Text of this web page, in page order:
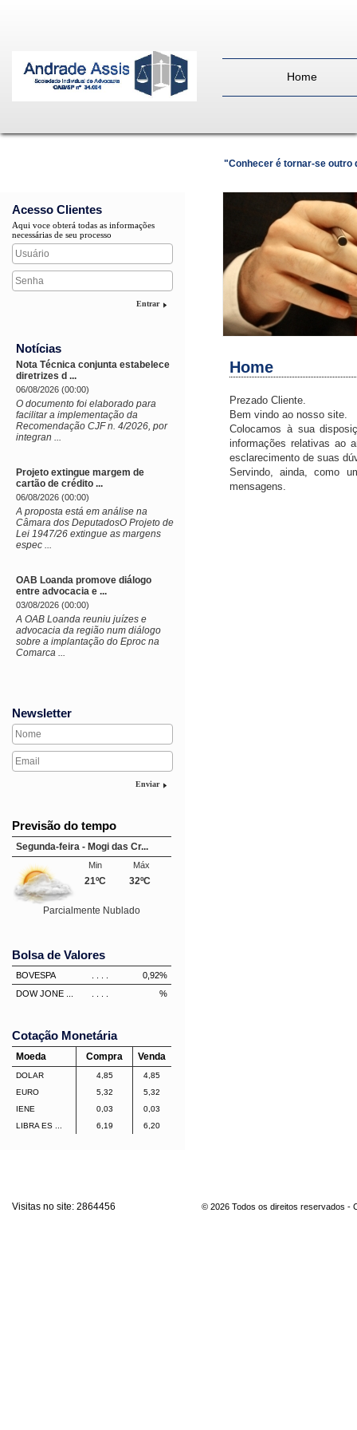
Home
"Conhecer é tornar-se outro
Acesso Clientes
Aqui voce obterá todas as informações
necessárias de seu processo
Entrar
Notícias
Nota Técnica conjunta estabelece
diretrizes d ...
06/08/2026 (00:00)
O documento foi elaborado para
facilitar a implementação da
Recomendação CJF n. 4/2026, por
integran ...
Projeto extingue margem de
cartão de crédito ...
06/08/2026 (00:00)
A proposta está em análise na
Câmara dos DeputadosO Projeto de
Lei 1947/26 extingue as margens
espec ...
OAB Loanda promove diálogo
entre advocacia e ...
03/08/2026 (00:00)
A OAB Loanda reuniu juízes e
advocacia da região num diálogo
sobre a implantação do Eproc na
Comarca ...
Newsletter
Enviar
Previsão do tempo
Segunda-feira - Mogi das Cr...
Máx
32ºC
Min
21ºC
Parcialmente Nublado
Bolsa de Valores
BOVESPA 0,92%
DOW JONE ...
%
Cotação Monetária
Moeda Compra Venda
DOLAR 4,85
4,85
EURO
5,32
5,32
IENE
0,03
0,03
LIBRA ES ...
6,19 6,20
Home
Prezado Cliente.
Bem vindo ao nosso site.
Colocamos à sua
informações relativas ao
esclarecimento de suas
Servindo, ainda, como
mensagens.
Visitas no site: 2864456 © 2026 Todos os direitos reservados -